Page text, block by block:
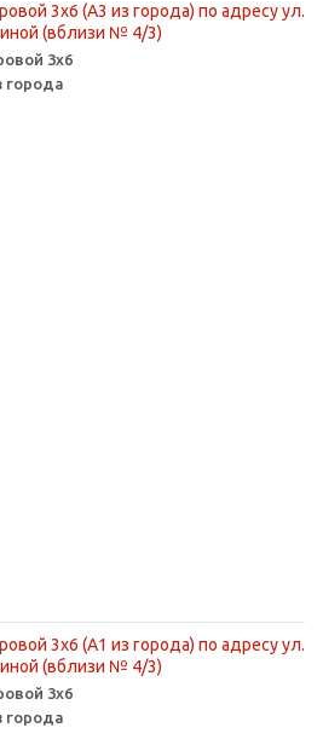
3х6 (А3 из города) по адресу ул.
(вблизи № 4/3)
3х6
города
3х6 (А1 из города) по адресу ул.
(вблизи № 4/3)
3х6
города